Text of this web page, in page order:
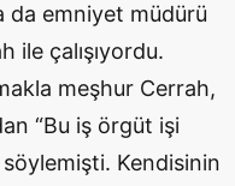
da emniyet müdürü
ile çalışıyordu.
meşhur Cerrah,
“Bu iş örgüt işi
Kendisinin